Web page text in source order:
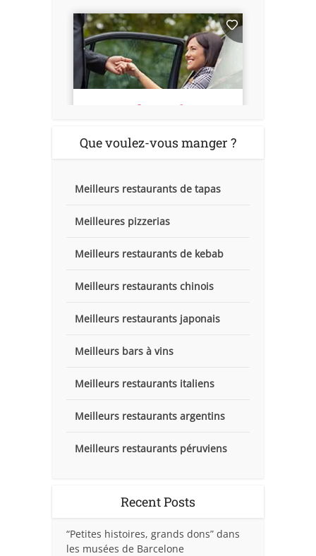
Que voulez-vous manger ?
Meilleurs restaurants de tapas
Meilleures pizzerias
Meilleurs restaurants de kebab
Meilleurs restaurants chinois
Meilleurs restaurants japonais
Meilleurs bars à vins
Meilleurs restaurants italiens
Meilleurs restaurants argentins
Meilleurs restaurants péruviens
Recent Posts
“Petites histoires, grands dons” dans
les musées de Barcelone